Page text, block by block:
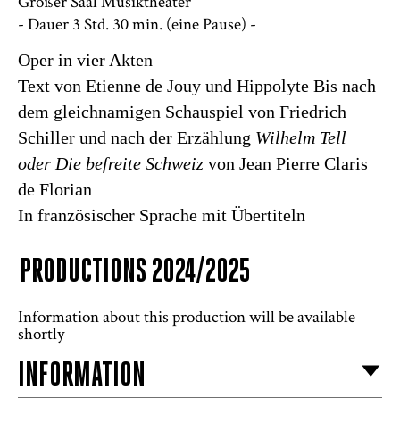
- Dauer 3 Std. 30 min. (eine Pause) -
Oper in vier Akten
Text von Etienne de Jouy und Hippolyte Bis nach
dem gleichnamigen Schauspiel von Friedrich
Schiller und nach der Erzählung Wilhelm Tell
oder Die befreite Schweiz von Jean Pierre Claris
de Florian
In französischer Sprache mit Übertiteln
PRODUCTIONS 2024/2025
Information about this production will be available
shortly
INFORMATION